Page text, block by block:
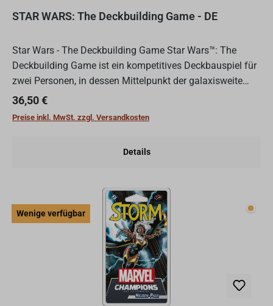
STAR WARS: The Deckbuilding Game - DE
Star Wars - The Deckbuilding Game Star Wars™: The
Deckbuilding Game ist ein kompetitives Deckbauspiel für
zwei Personen, in dessen Mittelpunkt der galaxisweite
Konflikt zwischen dem Galaktischen Imperium und der
Rebel...
Regulärer Preis:
36,50 €
Preise inkl. MwSt. zzgl. Versandkosten
Details
Wenige verfügbar